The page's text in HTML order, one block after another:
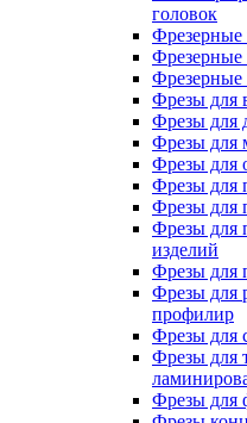
головок
Фрезерные
Фрезерные
Фрезерные
Фрезы для
Фрезы для
Фрезы для
Фрезы
Фрезы для
Фрезы для
Фрезы для
изделий
Фрезы для
Фрезы для
профилир
Фрезы для
Фрезы для
Фрезы для